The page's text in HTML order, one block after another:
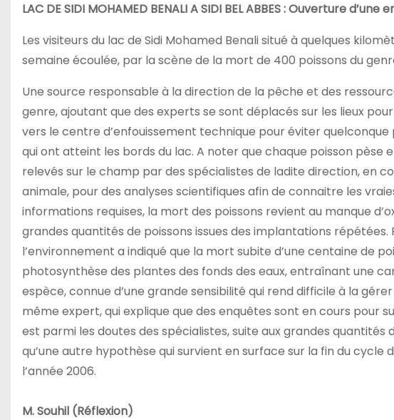
LAC DE SIDI MOHAMED BENALI A SIDI BEL ABBES : Ouverture
Les visiteurs du lac de Sidi Mohamed Benali situé à quelques
semaine écoulée, par la scène de la mort de 400 poissons du
Une source responsable à la direction de la pêche et des
genre, ajoutant que des experts se sont déplacés sur les lieux
vers le centre d’enfouissement technique pour éviter
qui ont atteint les bords du lac. A noter que chaque poisson pèse
relevés sur le champ par des spécialistes de ladite direction, en
animale, pour des analyses scientifiques afin de connaitre les
informations requises, la mort des poissons revient au manque
grandes quantités de poissons issues des implantations
l’environnement a indiqué que la mort subite d’une centaine de
photosynthèse des plantes des fonds des eaux, entraînant une
espèce, connue d’une grande sensibilité qui rend difficile à la
même expert, qui explique que des enquêtes sont en cours pour
est parmi les doutes des spécialistes, suite aux grandes quantités
qu’une autre hypothèse qui survient en surface sur la fin du
l’année 2006.
M. Souhil (Réflexion)